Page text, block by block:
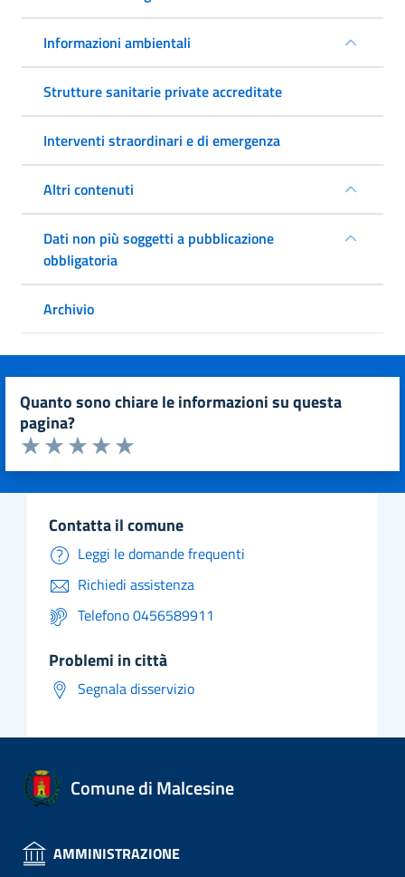
Informazioni ambientali
Strutture sanitarie private accreditate
Interventi straordinari e di emergenza
Altri contenuti
Dati non più soggetti a pubblicazione
obbligatoria
Archivio
quanto sono chiare le informazioni su questa
pagina?
Valuta da 1 a 5 stelle la pagina
Valuta 5 stelle su 5
Valuta 4 stelle su 5
Valuta 3 stelle su 5
Valuta 2 stelle su 5
Valuta 1 stelle su 5
contatta il comune
Leggi le domande frequenti
Richiedi assistenza
Telefono 0456589911
problemi in città
Segnala disservizio
Comune di Malcesine
AMMINISTRAZIONE